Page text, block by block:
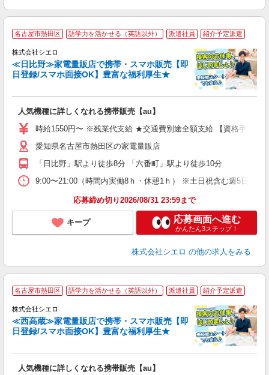
名古屋市熱田区 語学力を活かせる（英語以外） 派遣社員 紹介予定派遣
株式会社シエロ
≪日比野≫家電量販店で携帯・スマホ販売【即
日登録/スマホ面接OK】豊富な福利厚生★
人気機種に詳しくなれる携帯販売【au】
時給1550円〜 ※残業代支給 ★交通費別途全額支給 【資格手当制
愛知県名古屋市熱田区の家電量販店
「日比野」駅より徒歩8分 「六番町」駅より徒歩10分
9:00〜21:00（時間内実働8ｈ・休憩1ｈ） ※土日祝含む週5日勤務
応募締め切り2026/08/31 23:59まで
キープ 応募画面へ進む
かんたん3ステップ！
株式会社シエロ の他の求人をみる
名古屋市熱田区 語学力を活かせる（英語以外） 派遣社員 紹介予定派遣
株式会社シエロ
≪西高蔵≫家電量販店で携帯・スマホ販売【即
日登録/スマホ面接OK】豊富な福利厚生★
人気機種に詳しくなれる携帯販売【au】